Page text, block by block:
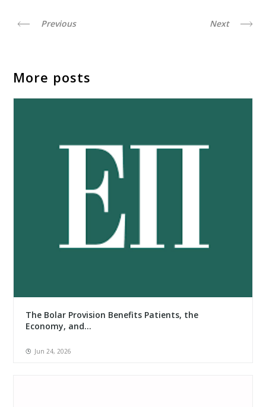
Previous Next
More posts
The Bolar Provision Benefits Patients, the
Economy, and...
Jun 24, 2026